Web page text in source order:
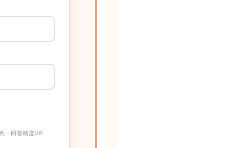
・回答精度UP